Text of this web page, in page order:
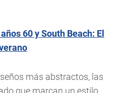
60 y South Beach: El
más abstractos, las